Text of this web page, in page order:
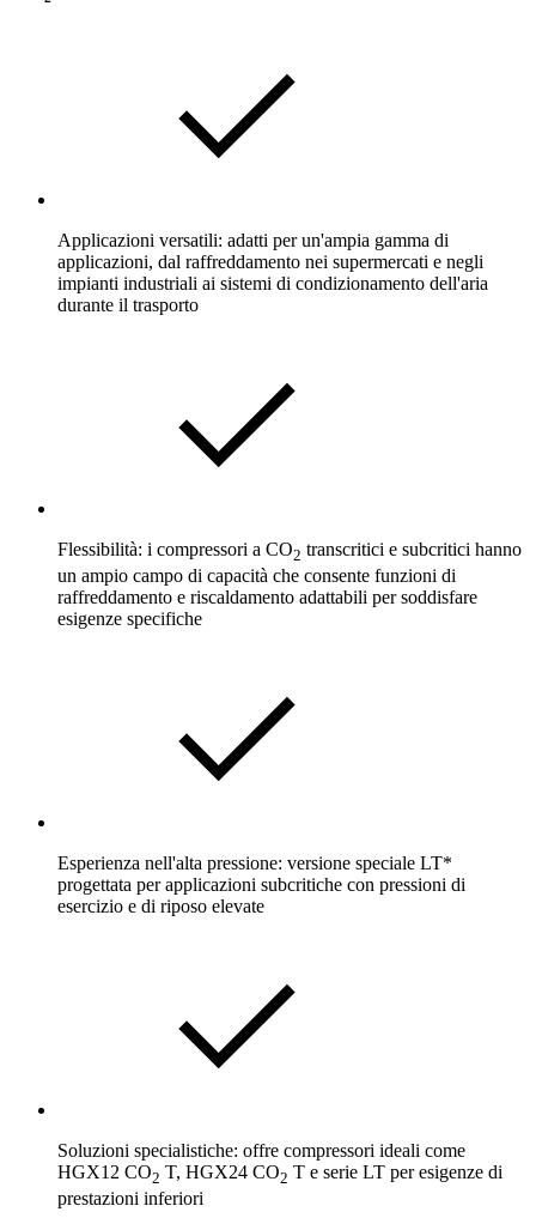
Applicazioni versatili: adatti per un'ampia gamma di
applicazioni, dal raffreddamento nei supermercati e negli
impianti industriali ai sistemi di condizionamento dell'aria
durante il trasporto
Flessibilità: i compressori a CO2 transcritici e subcritici hanno
un ampio campo di capacità che consente funzioni di
raffreddamento e riscaldamento adattabili per soddisfare
esigenze specifiche
Esperienza nell'alta pressione: versione speciale LT*
progettata per applicazioni subcritiche con pressioni di
esercizio e di riposo elevate
Soluzioni specialistiche: offre compressori ideali come
HGX12 CO2 T, HGX24 CO2 T e serie LT per esigenze di
prestazioni inferiori